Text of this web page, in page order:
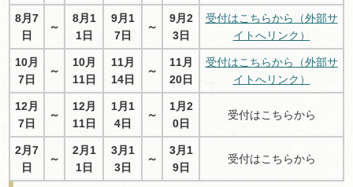
8月7
日
～
8月1
1日
9月1
7日
～
9月2
3日
受付はこちらから（外部サ
イトへリンク）
10月
7日
～
10月
11日
11月
14日
～
11月
20日
受付はこちらから（外部サ
イトへリンク）
12月
7日
～
12月
11日
1月1
4日
～
1月2
0日
受付はこちらから
2月7
日
～
2月1
1日
3月1
3日
～
3月1
9日
受付はこちらから